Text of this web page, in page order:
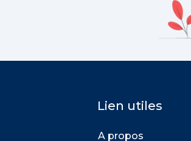
Lien utiles
A propos